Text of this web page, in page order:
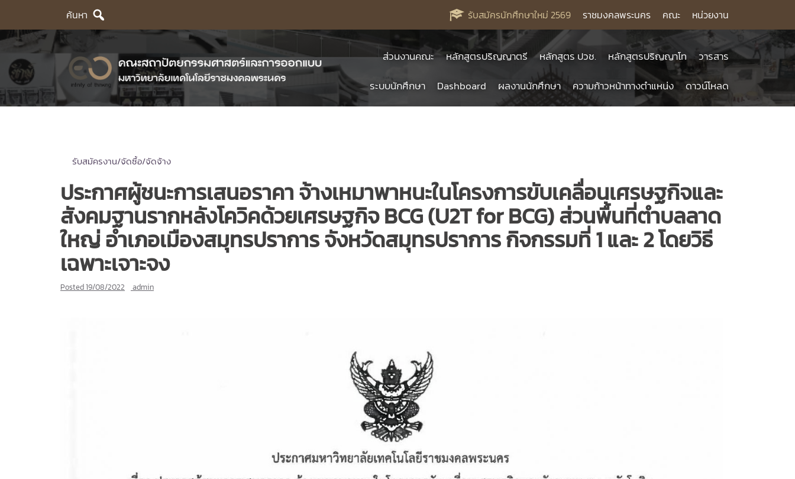
content
ค้นหา รับสมัครนักศึกษาใหม่ 2569 ราชมงคลพระนคร คณะ หน่วยงาน
ส่วนงานคณะ หลักสูตรปริญญาตรี หลักสูตร ปวช. หลักสูตรปริญญาโท
วารสาร
ระบบนักศึกษา
Dashboard ผลงานนักศึกษา ความก้าวหน้าทางตำแหน่ง ดาวน์โหลด
รับสมัครงาน/จัดซื้อ/จัดจ้าง
ประกาศผู้ชนะการเสนอราคา จ้างเหมาพาหนะในโครงการขับเคลื่อนเศรษฐกิจและ
สังคมฐานรากหลังโควิคด้วยเศรษฐกิจ BCG (U2T for BCG) ส่วนพื้นที่ตำบลลาด
ใหญ่ อำเภอเมืองสมุทรปราการ จังหวัดสมุทรปราการ กิจกรรมที่ 1 และ 2 โดยวิธี
เฉพาะเจาะจง
Posted19/08/2022 admin